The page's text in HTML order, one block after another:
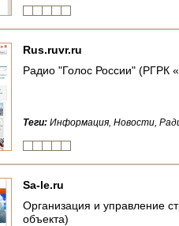
Rus.ruvr.ru
Радио "Голос России" (РГРК
Теги: Информация, Новости,
Sa-le.ru
Организация и управление
объекта)